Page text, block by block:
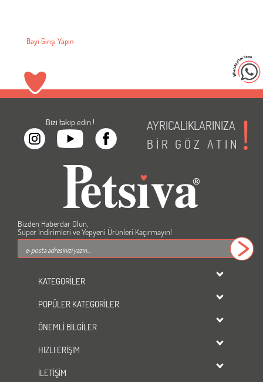
Bayi Girişi Yapın
Bizi takip edin !
AYRICALIKLARINIZA
BİR GÖZ ATIN
Bizden Haberdar Olun,
Süper İndirimleri ve Yepyeni Ürünleri Kaçırmayın!
KATEGORİLER
dondurulmuş ürünler
KÖPEK
BALIK
indirimli ürünler
POPÜLER KATEGORİLER
Kedi Maması
Kedi Kumu
Kedi Kumu
ÖNEMLİ BİLGİLER
Üyelik Sözleşmesi
Gizlilik ve Güvenlik
HIZLI ERİŞİM
Mağazalarımız
İLETİŞİM